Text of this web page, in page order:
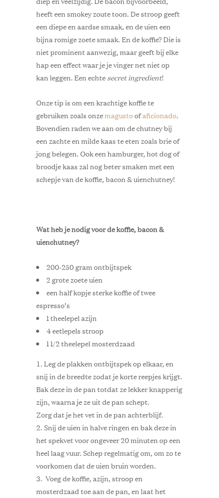
heeft een smokey zoute toon. De stroop geeft
een diepe en aardse smaak, en de uien een
bijna romige zoete smaak. En de koffie? Die is
niet prominent aanwezig, maar geeft bij elke
hap een effect waar je je vinger net niet op
kan leggen. Een echtesecret ingredient!
Onze tip is om een krachtige koffie te
gebruiken zoals onzemagustoofaficionado.
Bovendien raden we aan om de chutney bij
een zachte en milde kaas te eten zoals brie of
jong belegen. Ook een hamburger, hot dog of
broodje kaas zal nog beter smaken met een
schepje van de koffie, bacon & uienchutney!
Wat heb je nodig voor de koffie, bacon &
uienchutney?
200-250 gram ontbijtspek
2 grote zoete uien
een half kopje sterke koffie of twee
espresso’s
1 theelepel azijn
4 eetlepels stroop
1 1/2 theelepel mosterdzaad
Leg de plakken ontbijtspek op elkaar, en
snij in de breedte zodat je korte reepjes krijgt.
Bak deze in de pan totdat ze lekker knapperig
zijn, waarna je ze uit de pan schept.
Zorg dat je het vet in de pan achterblijf.
Snij de uien in halve ringen en bak deze in
het spekvet voor ongeveer 20 minuten op een
heel laag vuur. Schep regelmatig om, om zo te
voorkomen dat de uien bruin worden.
Voeg de koffie, azijn, stroop en
mosterdzaad toe aan de pan, en laat het